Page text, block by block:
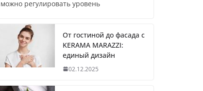
можно регулировать уровень
От гостиной до фасада с
KERAMA MARAZZI:
единый дизайн
02.12.2025